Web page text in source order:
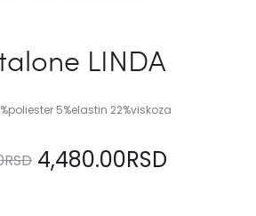
LINDA
5%elastin 22%viskoza
RSD Originalna
4,480.00RSD